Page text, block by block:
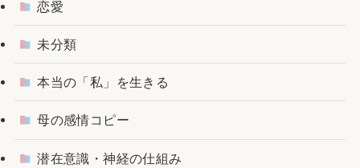
恋愛
未分類
本当の「私」を生きる
母の感情コピー
潜在意識・神経の仕組み